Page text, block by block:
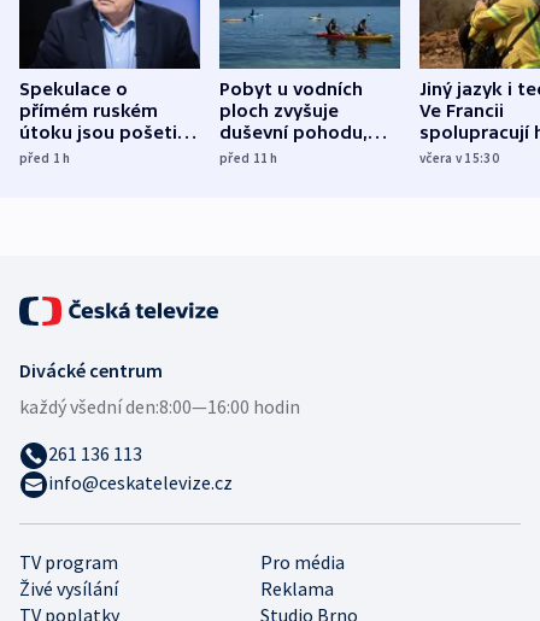
Spekulace o
přímém ruském
útoku jsou pošetilé,
míní estonský
před 1h
Pobyt u vodních
ploch zvyšuje
duševní pohodu,
ukázala
před 11h
Jiný jazyk i
Ve Francii
spolupracují
různých zemí
včera v 15:30
TV program
Pro média
Živé vysílání
Reklama
TV poplatky
Studio Brno
Divácké centrum
každý všední den:8:00—16:00 hodin
261 136 113
info@ceskatelevize.cz